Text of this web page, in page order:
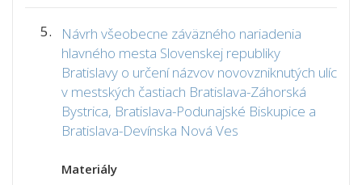
5.
Návrh všeobecne záväzného nariadenia
hlavného mesta Slovenskej republiky
Bratislavy o určení názvov novovzniknutých ulíc
v mestských častiach Bratislava-Záhorská
Bystrica, Bratislava-Podunajské Biskupice a
Bratislava-Devínska Nová Ves
Materiály